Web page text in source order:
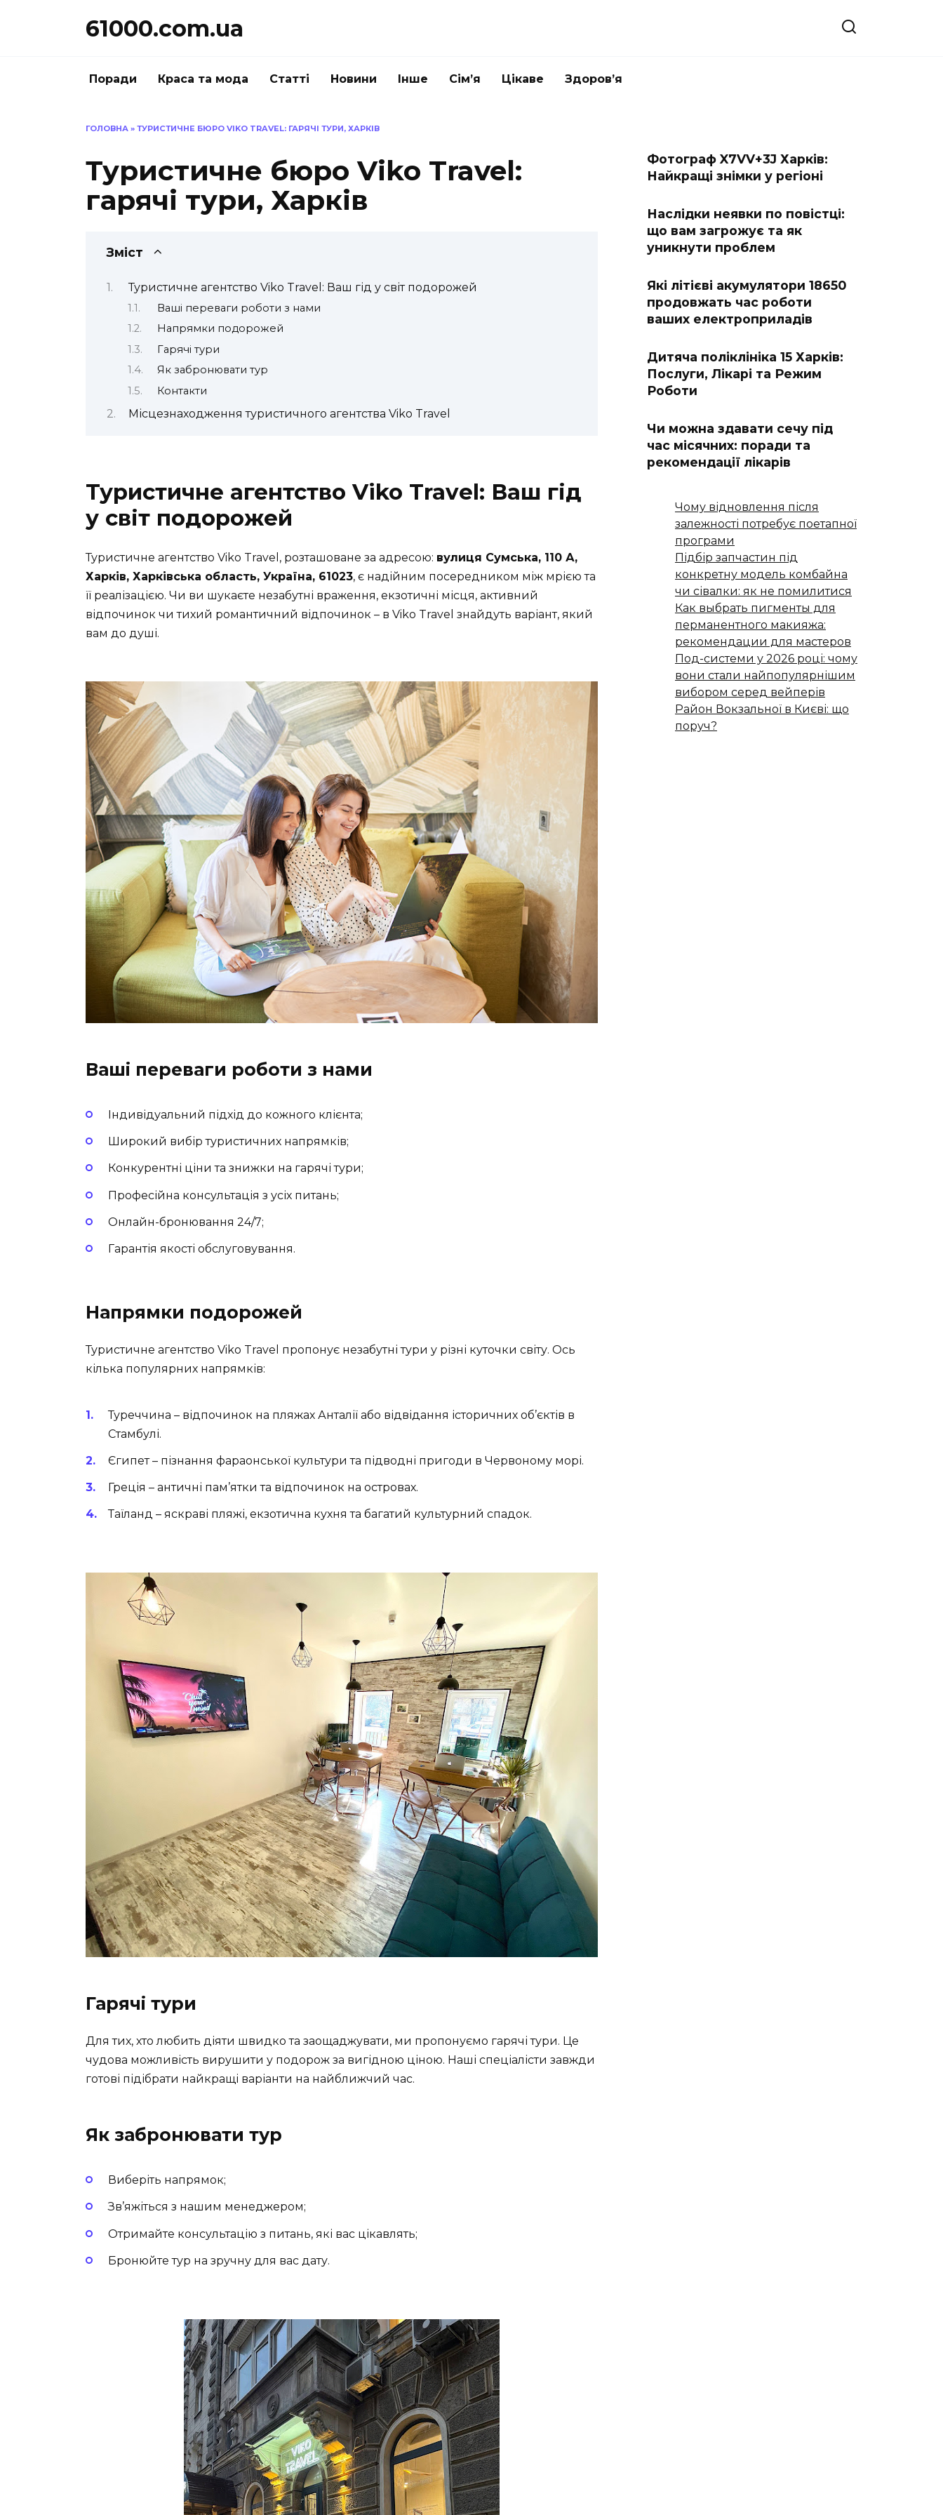
61000.com.ua
Поради Краса та мода Статті Новини Інше Сім’я Цікаве Здоров’я
ГОЛОВНА » ТУРИСТИЧНЕ БЮРО VIKO TRAVEL: ГАРЯЧІ ТУРИ, ХАРКІВ
Туристичне бюро Viko Travel:
гарячі тури, Харків
Зміст
Туристичне агентство Viko Travel: Ваш гід у світ подорожей
Ваші переваги роботи з нами
Напрямки подорожей
Гарячі тури
Як забронювати тур
Контакти
Місцезнаходження туристичного агентства Viko Travel
Туристичне агентство Viko Travel: Ваш гід
у світ подорожей
Туристичне агентство Viko Travel, розташоване за адресою: вулиця Сумська, 110 А,
Харків, Харківська область, Україна, 61023, є надійним посередником між мрією та
її реалізацією. Чи ви шукаєте незабутні враження, екзотичні місця, активний
відпочинок чи тихий романтичний відпочинок – в Viko Travel знайдуть варіант, який
вам до душі.
Ваші переваги роботи з нами
Індивідуальний підхід до кожного клієнта;
Широкий вибір туристичних напрямків;
Конкурентні ціни та знижки на гарячі тури;
Професійна консультація з усіх питань;
Онлайн-бронювання 24/7;
Гарантія якості обслуговування.
Напрямки подорожей
Туристичне агентство Viko Travel пропонує незабутні тури у різні куточки світу. Ось
кілька популярних напрямків:
Туреччина – відпочинок на пляжах Анталії або відвідання історичних об’єктів в
Стамбулі.
Єгипет– пізнання фараонської культури та підводні пригоди в Червоному морі.
Греція – античні пам’ятки та відпочинок на островах.
Таїланд – яскраві пляжі, екзотична кухня та багатий культурний спадок.
Гарячі тури
Для тих, хто любить діяти швидко та заощаджувати, ми пропонуємо гарячі тури. Це
чудова можливість вирушити у подорож за вигідною ціною. Наші спеціалісти завжди
готові підібрати найкращі варіанти на найближчий час.
Як забронювати тур
Виберіть напрямок;
Зв’яжіться з нашим менеджером;
Отримайте консультацію з питань, які вас цікавлять;
Бронюйте тур на зручну для вас дату.
Фотограф X7VV+3J Харків:
Найкращі знімки у регіоні
Наслідки неявки по повістці:
що вам загрожує та як
уникнути проблем
Які літієві акумулятори 18650
продовжать час роботи
ваших електроприладів
Дитяча поліклініка 15 Харків:
Послуги, Лікарі та Режим
Роботи
Чи можна здавати сечу під
час місячних: поради та
рекомендації лікарів
Чому відновлення після
залежності потребує поетапної
програми
Підбір запчастин під
конкретну модель комбайна
чи сівалки: як не помилитися
Как выбрать пигменты для
перманентного макияжа:
рекомендации для мастеров
Под-системи у 2026 році: чому
вони стали найпопулярнішим
вибором серед вейперів
Район Вокзальної в Києві: що
поруч?